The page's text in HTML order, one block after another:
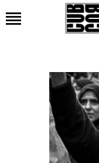
HOME
CHI SIAMO
SEDI
NEWS
PODCAST